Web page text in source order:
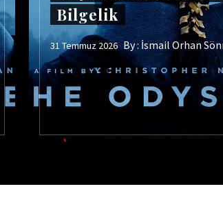
Bilgelik
31 Temmuz 2026 By :İsmail Orhan